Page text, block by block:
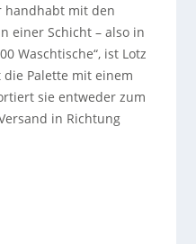
handhabt mit den
einer Schicht – also in
Waschtische“, ist Lotz
Palette mit einem
sie entweder zum
in Richtung